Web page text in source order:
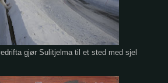
gjør Sulitjelma til et sted med sjel